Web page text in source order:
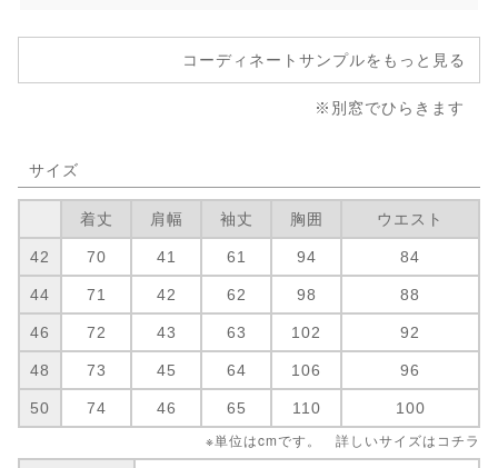
コーディネートサンプルをもっと見る
※別窓でひらきます
サイズ
着丈 肩幅 袖丈 胸囲 ウエスト
42 70 41 61 94 84
44 71 42 62 98 88
46 72 43 63 102 92
48 73 45 64 106 96
50 74 46 65 110 100
※単位はcmです。 詳しいサイズは コチラ